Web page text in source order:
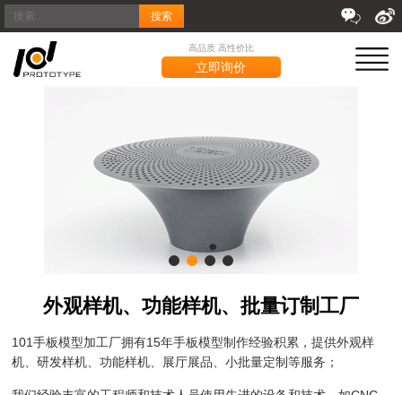
搜索
高品质 高性价比
立即询价
外观样机、功能样机、批量订制工厂
101手板模型加工厂拥有15年手板模型制作经验积累，提供外观样
机、研发样机、功能样机、展厅展品、小批量定制等服务；